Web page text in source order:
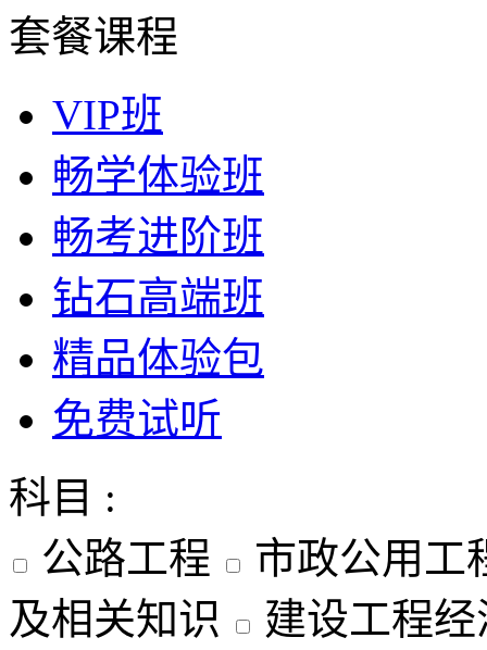
套餐课程
VIP班
畅学体验班
畅考进阶班
钻石高端班
精品体验包
免费试听
科目 :
公路工程
市政公用工
及相关知识
建设工程经